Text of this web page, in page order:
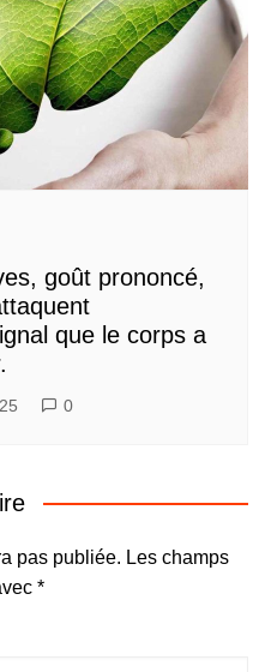
goût prononcé,
que le corps a
0
pas publiée. Les champs
*